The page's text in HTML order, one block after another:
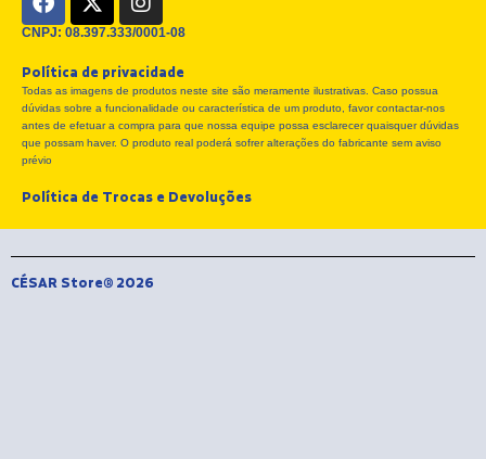
a
c
b
o
o
k
-
t
i
t
t
e
n
s
a
g
r
a
CNPJ: 08.397.333/0001-08
Política de privacidade
Todas as imagens de produtos neste site são meramente ilustrativas. Caso possua
dúvidas sobre a funcionalidade ou característica de um produto, favor contactar-nos
antes de efetuar a compra para que nossa equipe possa esclarecer quaisquer dúvidas
que possam haver. O produto real poderá sofrer alterações do fabricante sem aviso
prévio
Política de Trocas e Devoluções
CÉSAR Store® 2026